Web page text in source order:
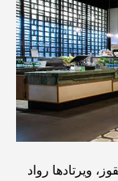
شامل لأولياء
العصرية
بالثقافة
ويرتادها رواد